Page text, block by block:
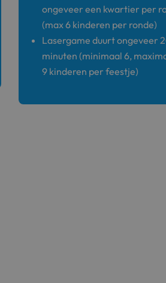
ongeveer een kwartier per
(max 6 kinderen per ronde)
Lasergame duurt ongeveer
minuten (minimaal 6,
9 kinderen per feestje)